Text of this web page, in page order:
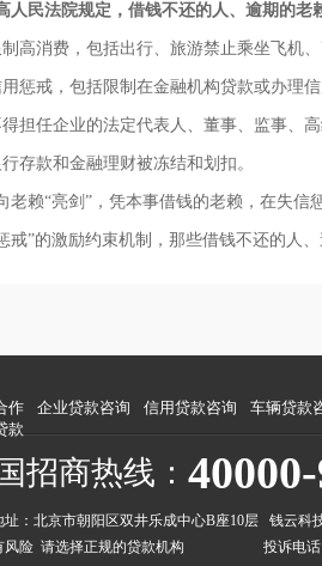
民法院规定，借钱不还的人、逾期的老
消费，包括出行、旅游禁止乘坐飞机、
戒，包括限制在金融机构贷款或办理信
任企业的法定代表人、董事、监事、高
款和金融理财被冻结和划扣。
“亮剑”，凭本事借钱的老赖，在失信惩
戒”的激励约束机制，那些借钱不还的人
作 企业贷款咨询 信用贷款咨询 车辆贷款
款
招商热线：
址：北京市朝阳区双井乐成中心B座10层 钱云科
风险 请选择正规的贷款机构 投诉电话：